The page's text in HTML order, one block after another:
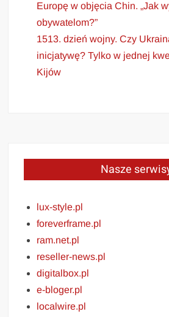
Europę w objęcia Chin. „Jak
obywatelom?”
1513. dzień wojny. Czy
inicjatywę? Tylko w jednej
Kijów
Nasze
lux-style.pl
foreverframe.pl
ram.net.pl
reseller-news.pl
digitalbox.pl
e-bloger.pl
localwire.pl